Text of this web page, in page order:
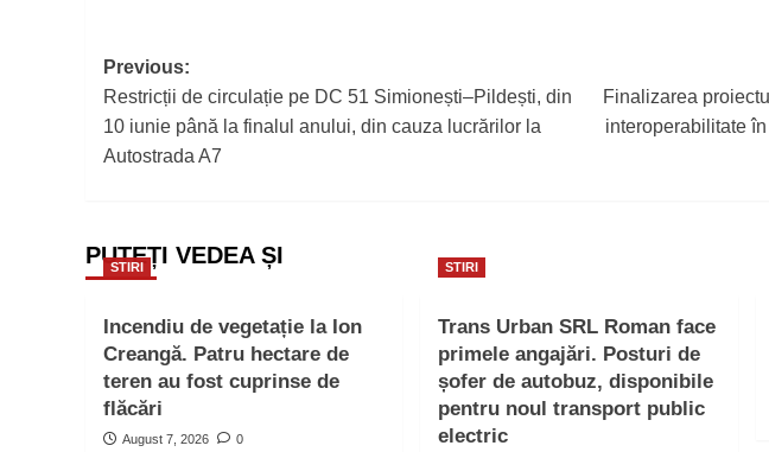
Post
navigation
Previous:
Restricții de circulație pe DC 51 Simionești–Pildești, din
10 iunie până la finalul anului, din cauza lucrărilor la
Autostrada A7
Finalizarea
interoperabilitate
PUTEȚI VEDEA ȘI
STIRI
Incendiu de vegetație la Ion
Creangă. Patru hectare de
teren au fost cuprinse de
flăcări
August 7, 2026 0
STIRI
Trans Urban SRL Roman face
primele angajări. Posturi de
șofer de autobuz, disponibile
pentru noul transport public
electric